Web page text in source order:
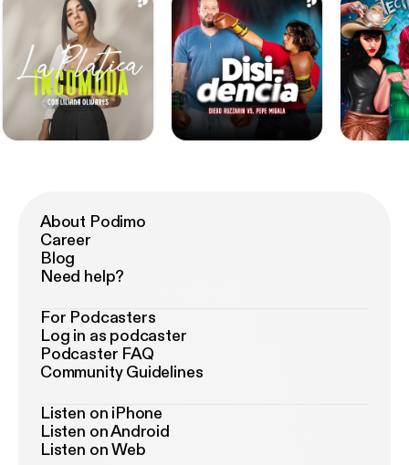
About Podimo
Career
Blog
Need help?
For Podcasters
Log in as podcaster
Podcaster FAQ
Community Guidelines
Listen on iPhone
Listen on Android
Listen on Web